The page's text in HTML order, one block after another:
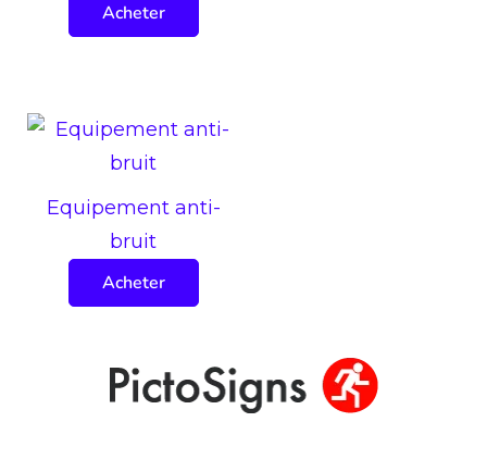
Acheter
Equipement anti-
bruit
Acheter